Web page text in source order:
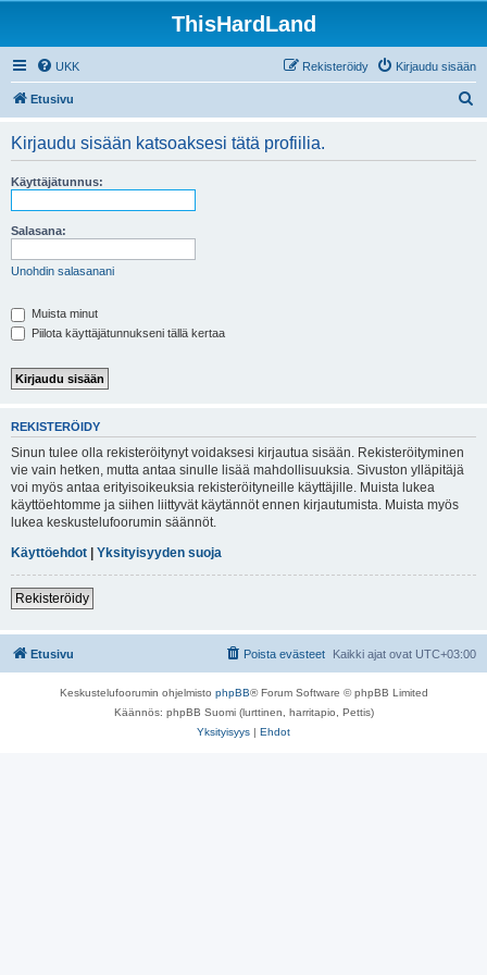
ThisHardLand
UKK Kirjaudu sisään
Rekisteröidy
Etusivu
Kirjaudu sisään katsoaksesi tätä profiilia.
Käyttäjätunnus:
Salasana:
Unohdin salasanani
Muista minut
Piilota käyttäjätunnukseni tällä kertaa
REKISTERÖIDY
Sinun tulee olla rekisteröitynyt voidaksesi kirjautua sisään. Rekisteröityminen
vie vain hetken, mutta antaa sinulle lisää mahdollisuuksia. Sivuston ylläpitäjä
voi myös antaa erityisoikeuksia rekisteröityneille käyttäjille. Muista lukea
käyttöehtomme ja siihen liittyvät käytännöt ennen kirjautumista. Muista myös
lukea keskustelufoorumin säännöt.
Käyttöehdot | Yksityisyyden suoja
Rekisteröidy
Etusivu Kaikki ajat ovat UTC+03:00
Poista evästeet
Keskustelufoorumin ohjelmisto phpBB® Forum Software © phpBB Limited
Käännös: phpBB Suomi (lurttinen, harritapio, Pettis)
Yksityisyys | Ehdot